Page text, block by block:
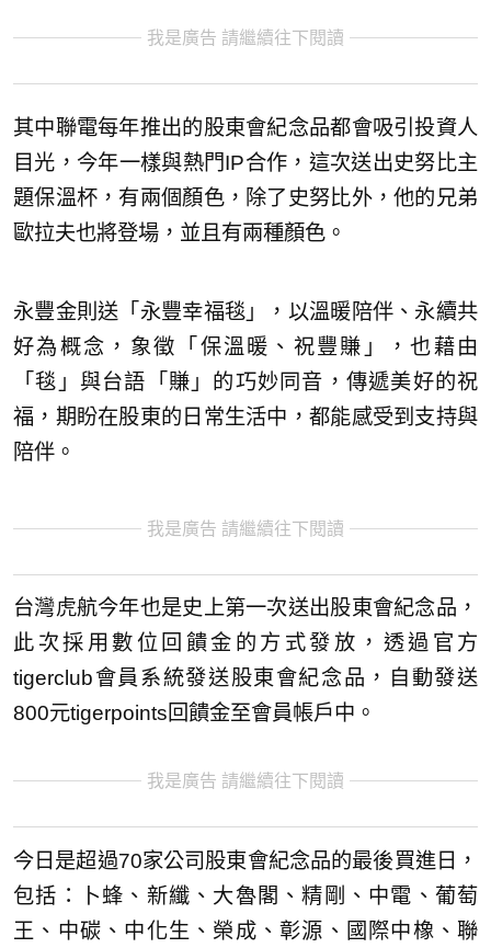
我是廣告 請繼續往下閱讀
其中聯電每年推出的股東會紀念品都會吸引投資人
目光，今年一樣與熱門IP合作，這次送出史努比主
題保溫杯，有兩個顏色，除了史努比外，他的兄弟
歐拉夫也將登場，並且有兩種顏色。
永豐金則送「永豐幸福毯」，以溫暖陪伴、永續共
好為概念，象徵「保溫暖、祝豐賺」，也藉由
「毯」與台語「賺」的巧妙同音，傳遞美好的祝
福，期盼在股東的日常生活中，都能感受到支持與
陪伴。
我是廣告 請繼續往下閱讀
台灣虎航今年也是史上第一次送出股東會紀念品，
此次採用數位回饋金的方式發放，透過官方
tigerclub會員系統發送股東會紀念品，自動發送
800元tigerpoints回饋金至會員帳戶中。
我是廣告 請繼續往下閱讀
今日是超過70家公司股東會紀念品的最後買進日，
包括：卜蜂、新纖、大魯閣、精剛、中電、葡萄
王、中碳、中化生、榮成、彰源、國際中橡、聯